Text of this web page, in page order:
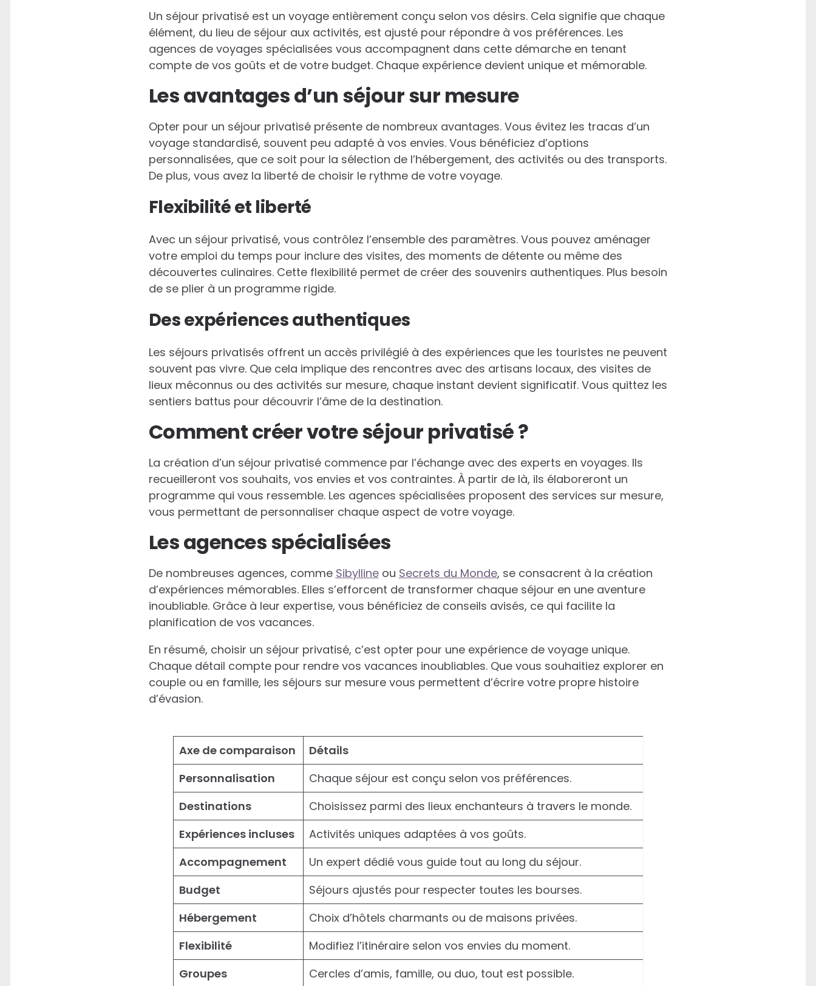
Un séjour privatisé est un voyage entièrement conçu selon vos désirs. Cela signifie que chaque
élément, du lieu de séjour aux activités, est ajusté pour répondre à vos préférences. Les
agences de voyages spécialisées vous accompagnent dans cette démarche en tenant
compte de vos goûts et de votre budget. Chaque expérience devient unique et mémorable.
Les avantages d’un séjour sur mesure
Opter pour un séjour privatisé présente de nombreux avantages. Vous évitez les tracas d’un
voyage standardisé, souvent peu adapté à vos envies. Vous bénéficiez d’options
personnalisées, que ce soit pour la sélection de l’hébergement, des activités ou des transports.
De plus, vous avez la liberté de choisir le rythme de votre voyage.
Flexibilité et liberté
Avec un séjour privatisé, vous contrôlez l’ensemble des paramètres. Vous pouvez aménager
votre emploi du temps pour inclure des visites, des moments de détente ou même des
découvertes culinaires. Cette flexibilité permet de créer des souvenirs authentiques. Plus besoin
de se plier à un programme rigide.
Des expériences authentiques
Les séjours privatisés offrent un accès privilégié à des expériences que les touristes ne peuvent
souvent pas vivre. Que cela implique des rencontres avec des artisans locaux, des visites de
lieux méconnus ou des activités sur mesure, chaque instant devient significatif. Vous quittez les
sentiers battus pour découvrir l’âme de la destination.
Comment créer votre séjour privatisé ?
La création d’un séjour privatisé commence par l’échange avec des experts en voyages. Ils
recueilleront vos souhaits, vos envies et vos contraintes. À partir de là, ils élaboreront un
programme qui vous ressemble. Les agences spécialisées proposent des services sur mesure,
vous permettant de personnaliser chaque aspect de votre voyage.
Les agences spécialisées
De nombreuses agences, comme Sibyllineou Secrets du Monde, se consacrent à la création
d’expériences mémorables. Elles s’efforcent de transformer chaque séjour en une aventure
inoubliable. Grâce à leur expertise, vous bénéficiez de conseils avisés, ce qui facilite la
planification de vos vacances.
En résumé, choisir un séjour privatisé, c’est opter pour une expérience de voyage unique.
Chaque détail compte pour rendre vos vacances inoubliables. Que vous souhaitiez explorer en
couple ou en famille, les séjours sur mesure vous permettent d’écrire votre propre histoire
d’évasion.
Axe de comparaison
Détails
Personnalisation
Chaque séjour est conçu selon vos préférences.
Destinations
Choisissez parmi des lieux enchanteurs à travers le monde.
Expériences incluses
Activités uniques adaptées à vos goûts.
Accompagnement
Un expert dédié vous guide tout au long du séjour.
Budget
Séjours ajustés pour respecter toutes les bourses.
Hébergement
Choix d’hôtels charmants ou de maisons privées.
Flexibilité
Modifiez l’itinéraire selon vos envies du moment.
Groupes
Cercles d’amis, famille, ou duo, tout est possible.